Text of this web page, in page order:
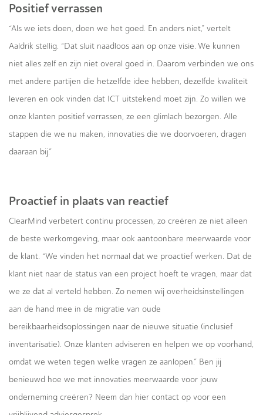
Positief verrassen
“Als we iets doen, doen we het goed. En anders niet,” vertelt
Aaldrik stellig. “Dat sluit naadloos aan op onze visie. We kunnen
niet alles zelf en zijn niet overal goed in. Daarom verbinden we ons
met andere partijen die hetzelfde idee hebben, dezelfde kwaliteit
leveren en ook vinden dat ICT uitstekend moet zijn. Zo willen we
onze klanten positief verrassen, ze een glimlach bezorgen. Alle
stappen die we nu maken, innovaties die we doorvoeren, dragen
daaraan bij.”
Proactief in plaats van reactief
ClearMind verbetert continu processen, zo creëren ze niet alleen
de beste werkomgeving, maar ook aantoonbare meerwaarde voor
de klant. “We vinden het normaal dat we proactief werken. Dat de
klant niet naar de status van een project hoeft te vragen, maar dat
we ze dat al verteld hebben. Zo nemen wij overheidsinstellingen
aan de hand mee in de migratie van oude
bereikbaarheidsoplossingen naar de nieuwe situatie (inclusief
inventarisatie). Onze klanten adviseren en helpen we op voorhand,
omdat we weten tegen welke vragen ze aanlopen.” Ben jij
benieuwd hoe we met innovaties meerwaarde voor jouw
onderneming creëren? Neem dan hier contact op voor een